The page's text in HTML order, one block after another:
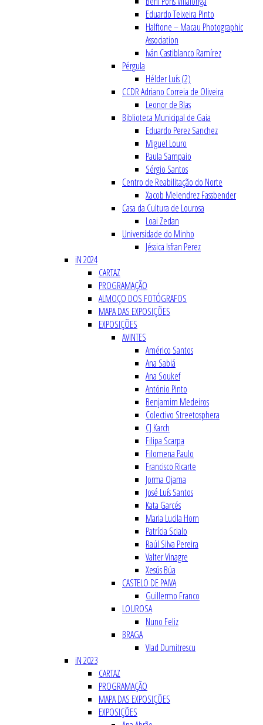
Eduardo Teixeira Pinto
Halftone – Macau Photographic
Association
Iván Castiblanco Ramírez
Pérgula
Hélder Luís (2)
CCDR Adriano Correia de Oliveira
Leonor de Blas
Biblioteca Municipal de Gaia
Eduardo Perez Sanchez
Miguel Louro
Paula Sampaio
Sérgio Santos
Centro de Reabilitação do Norte
Xacob Melendrez Fassbender
Casa da Cultura de Lourosa
Loai Zedan
Universidade do Minho
Jéssica Isfran Perez
iN 2024
CARTAZ
PROGRAMAÇÃO
ALMOÇO DOS FOTÓGRAFOS
MAPA DAS EXPOSIÇÕES
EXPOSIÇÕES
AVINTES
Américo Santos
Ana Sabiá
Ana Soukef
António Pinto
Benjamim Medeiros
Colectivo Streetosphera
CJ Karch
Filipa Scarpa
Filomena Paulo
Francisco Ricarte
Jorma Ojama
José Luís Santos
Kata Garcés
Maria Lucila Horn
Patrícia Scialo
Raúl Silva Pereira
Valter Vinagre
Xesús Búa
CASTELO DE PAIVA
Guillermo Franco
LOUROSA
Nuno Feliz
BRAGA
Vlad Dumitrescu
iN 2023
CARTAZ
PROGRAMAÇÃO
MAPA DAS EXPOSIÇÕES
EXPOSIÇÕES